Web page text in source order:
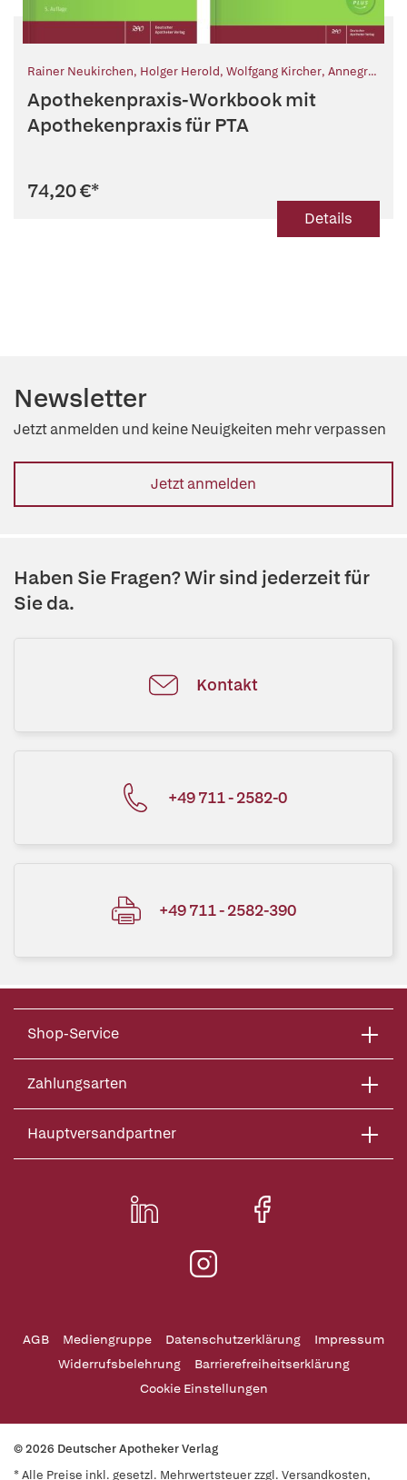
Rainer Neukirchen, Holger Herold, Wolfgang Kircher, Annegret
Zieglmeier,Annette Thomas,Nadine Yvonne Sprecher
Apothekenpraxis-Workbook mit
Apothekenpraxis für PTA
74,20 €*
Details
Newsletter
Jetzt anmelden und keine Neuigkeiten mehr verpassen
Jetzt anmelden
Haben Sie Fragen? Wir sind jederzeit für
Sie da.
Kontakt
+49 711 - 2582-0
+49 711 - 2582-390
Shop-Service
Zahlungsarten
Hauptversandpartner
AGB Mediengruppe Datenschutzerklärung
Impressum
Widerrufsbelehrung
Barrierefreiheitserklärung
Cookie Einstellungen
© 2026 Deutscher Apotheker Verlag
* Alle Preise inkl. gesetzl. Mehrwertsteuer zzgl. Versandkosten,